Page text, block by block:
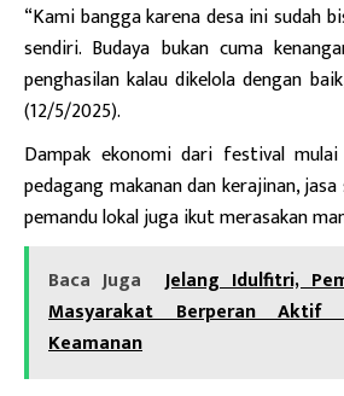
“Kami bangga karena desa ini sudah
sendiri. Budaya bukan cuma
penghasilan kalau dikelola dengan
(12/5/2025).
Dampak ekonomi dari festival
pedagang makanan dan kerajinan,
pemandu lokal juga ikut merasakan
Baca Juga
Jelang Idulfitri,
Masyarakat Berperan Aktif
Keamanan